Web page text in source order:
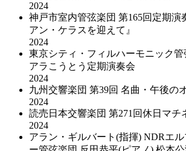
2024
神戸市室内管弦楽団 第165回定期演
アン・ケラスを迎えて』
2024
東京シティ・フィルハーモニック管
アラこうとう定期演奏会
2024
九州交響楽団 第39回 名曲・午後の
2024
読売日本交響楽団 第271回休日マチ
2024
アラン・ギルバート(指揮) NDRエ